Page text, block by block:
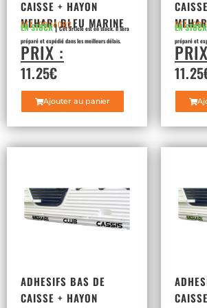
CAISSE + HAYON
MEHARI BLEU MARINE
REF: 0904002
EN STOCK|Cet article est en stock. Il sera
préparé et expédié dans les meilleurs délais.
PRIX :
11.25€
Ajouter au panier
REF:
EN STOCK
préparé et
11.25
ADHESIFS BAS DE
CAISSE + HAYON